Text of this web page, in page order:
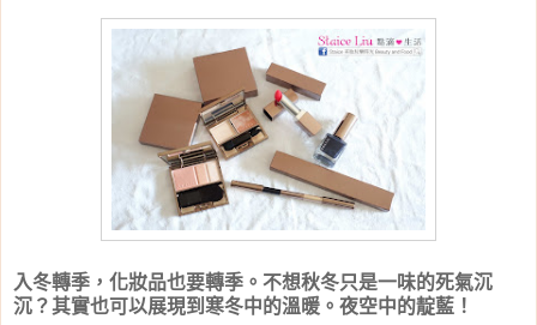
入冬轉季，化妝品也要轉季。不想秋冬只是一味的死氣沉
沉？其實也可以展現到寒冬中的溫暖。夜空中的靛藍！